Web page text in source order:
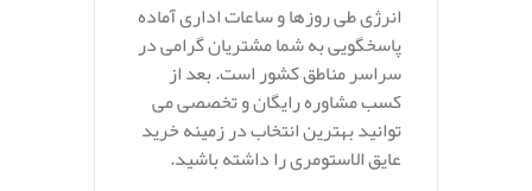
انرژی طی روزها و ساعات اداری آماده
پاسخگویی به شما مشتریان گرامی در
سراسر مناطق کشور است. بعد از
کسب مشاوره رایگان و تخصصی می
توانید بهترین انتخاب در زمینه خرید
عایق الاستومری را داشته باشید.